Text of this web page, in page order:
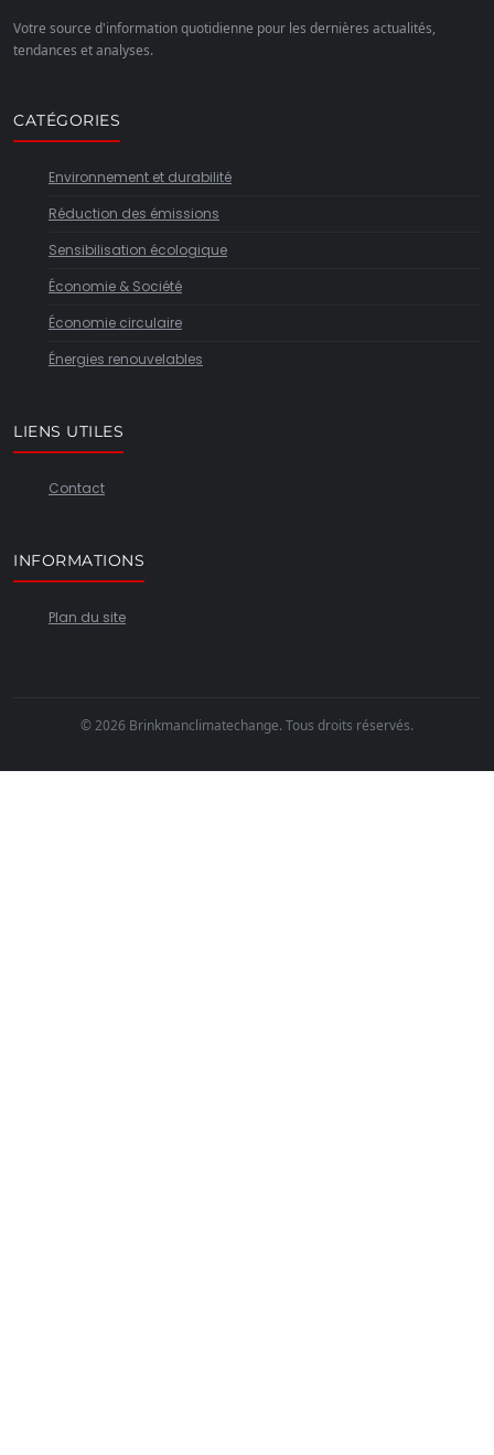
Votre source d'information quotidienne pour les dernières actualités,
tendances et analyses.
CATÉGORIES
Environnement et durabilité
Réduction des émissions
Sensibilisation écologique
Économie & Société
Économie circulaire
Énergies renouvelables
LIENS UTILES
Contact
INFORMATIONS
Plan du site
© 2026 Brinkmanclimatechange. Tous droits réservés.